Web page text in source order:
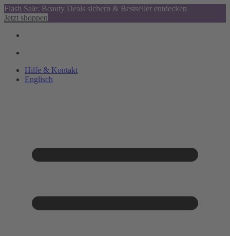
Flash Sale: Beauty Deals sichern & Bestseller entdecken
Jetzt shoppen
Hilfe & Kontakt
Englisch